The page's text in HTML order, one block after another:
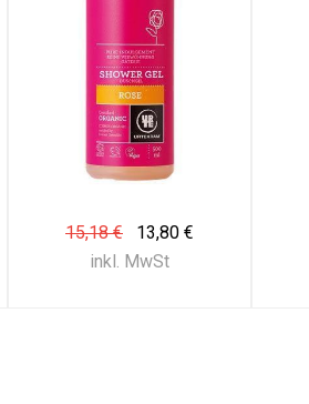
15,18 €
13,80 €
inkl. MwSt